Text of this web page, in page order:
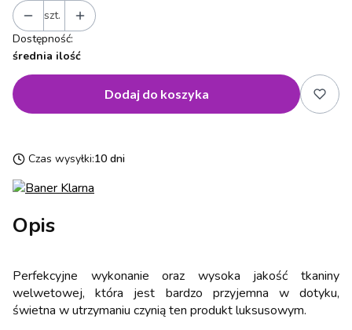
szt.
Dostępność:
średnia ilość
Dodaj do koszyka
Czas wysyłki:10 dni
Opis
Perfekcyjne wykonanie oraz wysoka jakość tkaniny
welwetowej, która jest bardzo przyjemna w dotyku,
świetna w utrzymaniu czynią ten produkt luksusowym.